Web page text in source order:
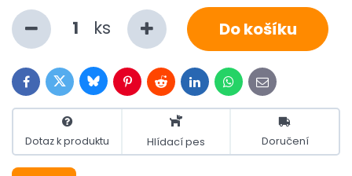
ks Do košíku
FacebookTwitterBlueskyPinterestRedditLinkedInWhatsApp
E-
mail
Dotaz k produktu Hlídací pes Doručení